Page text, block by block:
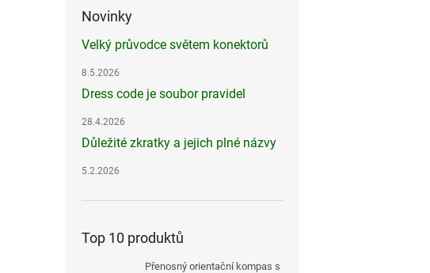
Novinky
Velký průvodce světem konektorů
8.5.2026
Dress code je soubor pravidel
28.4.2026
Důležité zkratky a jejich plné názvy
5.2.2026
Top 10 produktů
Přenosný orientační kompas s